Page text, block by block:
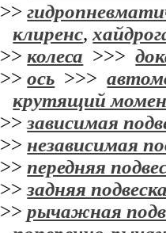
>>
клиренс,
>>колеса >>>
>>ось >>>
крутящий
>>зависимая
>> независимая
>>передняя
>>задняя
>>рычажная